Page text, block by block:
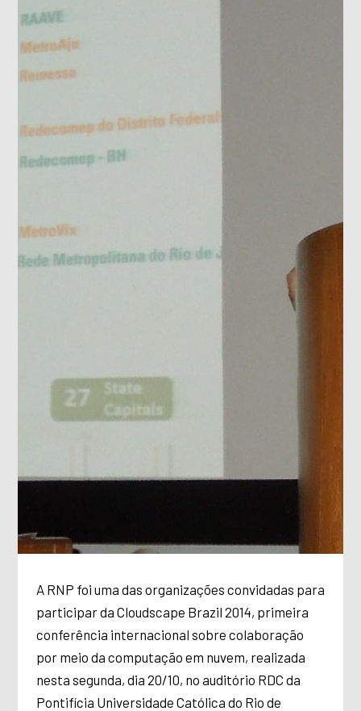
A RNP foi uma das organizações convidadas para
participar da Cloudscape Brazil 2014, primeira
conferência internacional sobre colaboração
por meio da computação em nuvem, realizada
nesta segunda, dia 20/10, no auditório RDC da
Pontifícia Universidade Católica do Rio de